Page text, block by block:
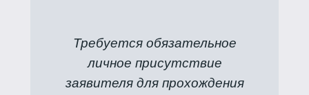
Требуется обязательное
личное присутствие
заявителя для прохождения